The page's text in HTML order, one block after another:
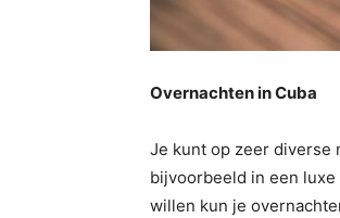
Overnachten in Cuba
Je kunt op zeer diverse
bijvoorbeeld in een
willen kun je